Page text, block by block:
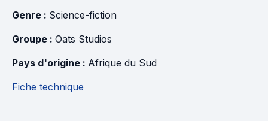
Genre : Science-fiction
Groupe : Oats Studios
Pays d'origine : Afrique du Sud
Fiche technique